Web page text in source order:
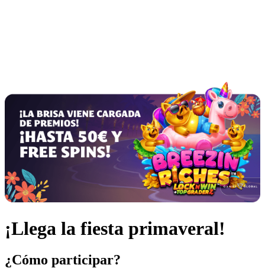
¡Llega la fiesta primaveral!
¿Cómo participar?